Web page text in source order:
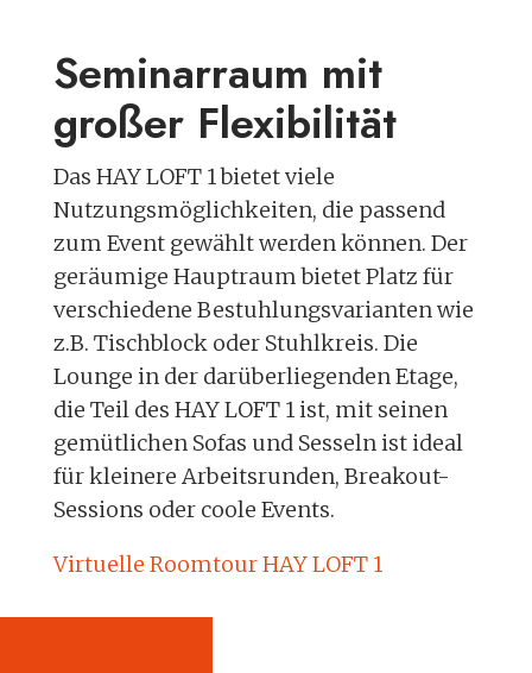
Seminarraum mit
großer Flexibilität
Das HAY LOFT 1 bietet viele
Nutzungsmöglichkeiten, die passend
zum Event gewählt werden können. Der
geräumige Hauptraum bietet Platz für
verschiedene Bestuhlungsvarianten wie
z.B. Tischblock oder Stuhlkreis. Die
Lounge in der darüberliegenden Etage,
die Teil des HAY LOFT 1 ist, mit seinen
gemütlichen Sofas und Sesseln ist ideal
für kleinere Arbeitsrunden, Breakout-
Sessions oder coole Events.
Virtuelle Roomtour HAY LOFT 1